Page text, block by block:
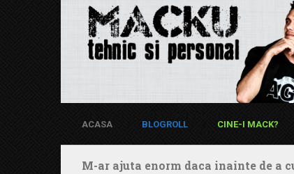
ACASA BLOGROLL CINE-I MACK?
M-ar ajuta enorm daca inainte de a